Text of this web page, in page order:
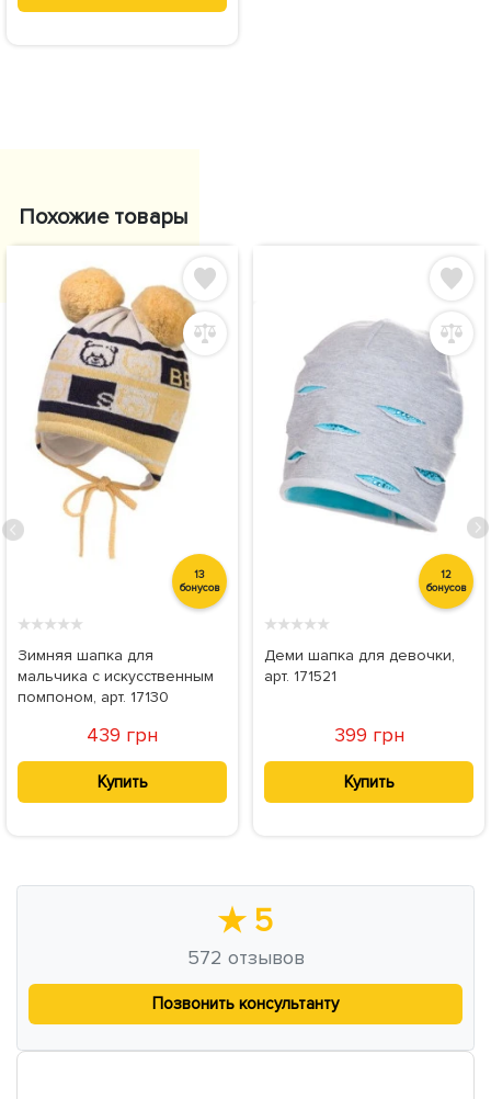
Похожие товары
13
бонусов
★★★★★
Зимняя шапка для
мальчика с искусственным
помпоном, арт. 17130
439 грн
Купить
12
бонусов
★★★★★
Деми шапка для девочки,
арт. 171521
399 грн
Купить
★ 5
572 отзывов
Позвонить консультанту